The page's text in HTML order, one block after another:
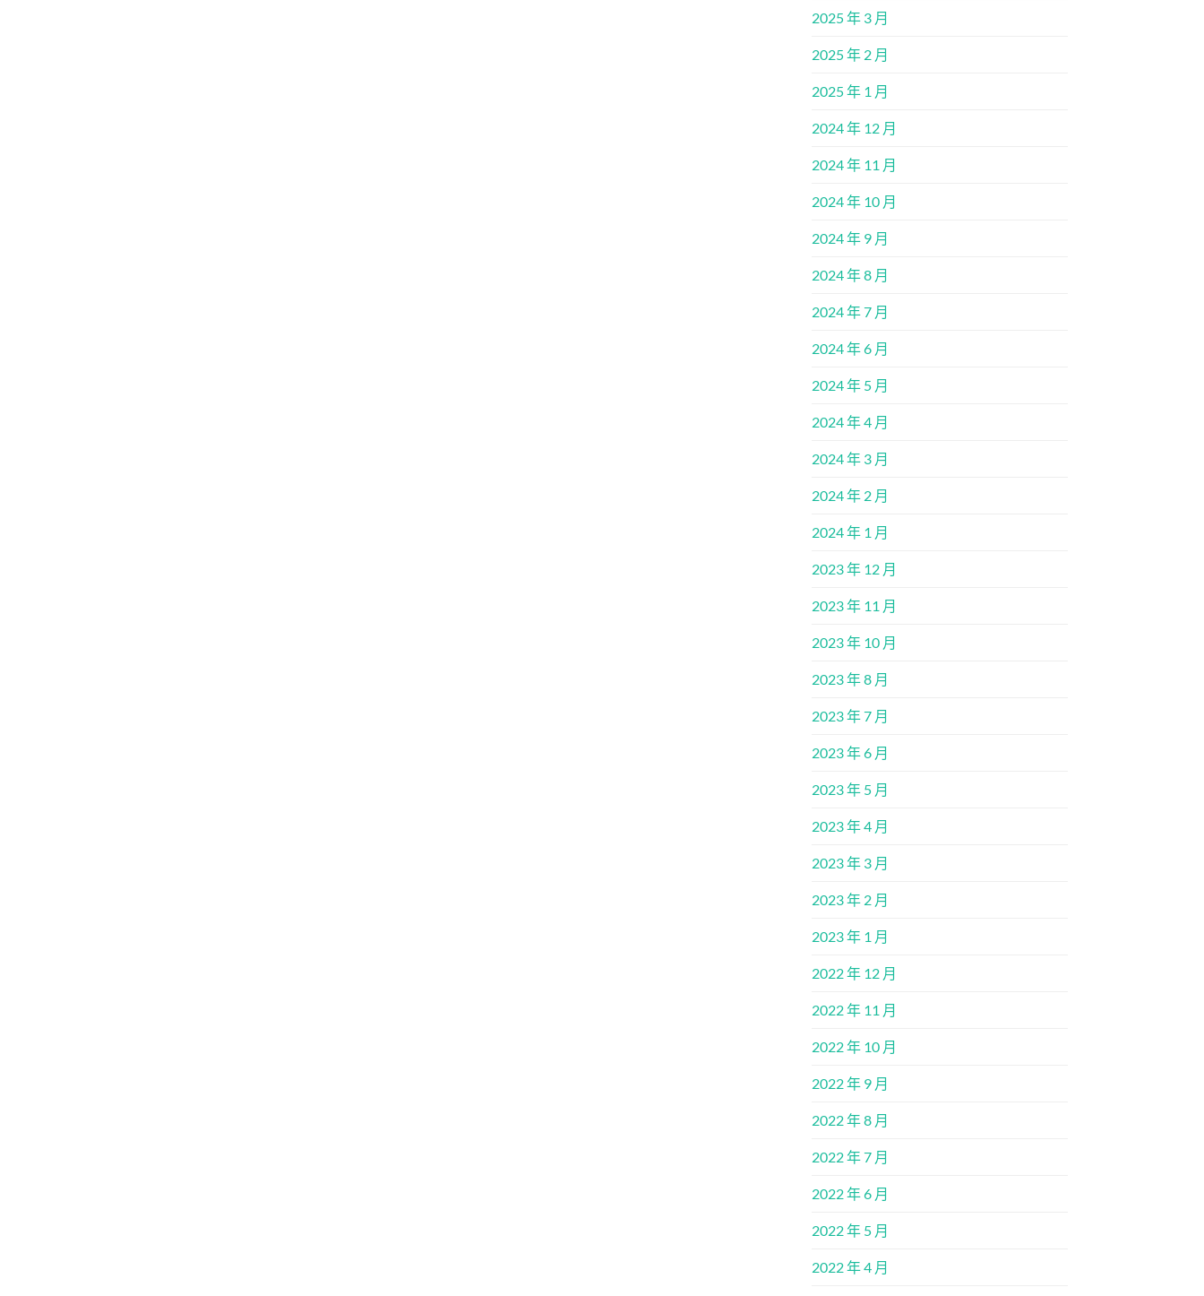
2025 年 3 月
2025 年 2 月
2025 年 1 月
2024 年 12 月
2024 年 11 月
2024 年 10 月
2024 年 9 月
2024 年 8 月
2024 年 7 月
2024 年 6 月
2024 年 5 月
2024 年 4 月
2024 年 3 月
2024 年 2 月
2024 年 1 月
2023 年 12 月
2023 年 11 月
2023 年 10 月
2023 年 8 月
2023 年 7 月
2023 年 6 月
2023 年 5 月
2023 年 4 月
2023 年 3 月
2023 年 2 月
2023 年 1 月
2022 年 12 月
2022 年 11 月
2022 年 10 月
2022 年 9 月
2022 年 8 月
2022 年 7 月
2022 年 6 月
2022 年 5 月
2022 年 4 月